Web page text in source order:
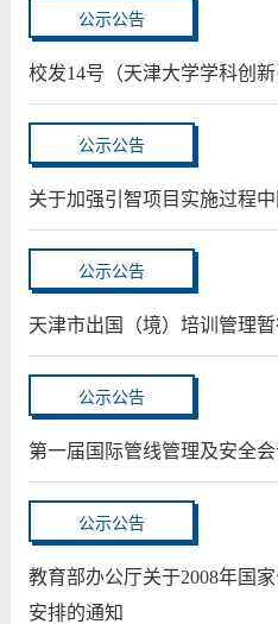
公示公告
校发14号（天津大学学科创新
公示公告
关于加强引智项目实施过程
公示公告
天津市出国（境）培训管理
公示公告
第一届国际管线管理及安全
公示公告
教育部办公厅关于2008年国
安排的通知